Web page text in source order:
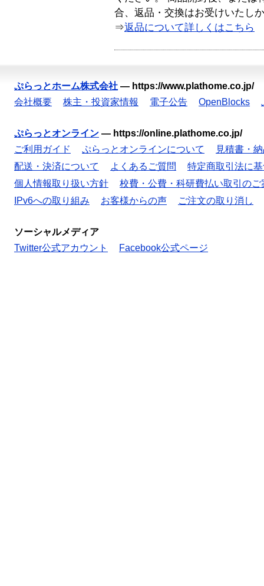
合、返品・交換はお受けいたし
⇒返品について詳しくはこちら
ぷらっとホーム株式会社 — https://www.plathome.co.jp/
会社概要
株主・投資家情報 電子公告 OpenBlocks
ぷらっとオンライン — https://online.plathome.co.jp/
ご利用ガイド
ぷらっとオンラインについて
見積書・
配送・決済について
よくあるご質問
特定商取引法に
個人情報取り扱い方針
校費・公費・科研費払い取引のご
IPv6への取り組み
お客様からの声 ご注文の取り消し
ソーシャルメディア
Twitter公式アカウント
Facebook公式ページ